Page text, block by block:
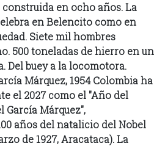
en ocho años. La
en Belencito como en
Siete mil hombres
500 toneladas de hierro en un
Del buey a la locomotora.
Márquez, 1954 Colombia ha
el 2027 como el "Año del
García Márquez",
años del natalicio del Nobel
de 1927, Aracataca). La